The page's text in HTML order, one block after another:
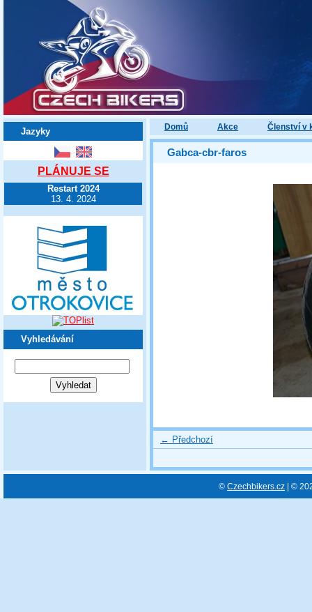
Domů Akce Členství v
Jazyky
PLÁNUJE SE
Restart 2024
13. 4. 2024
Vyhledávání
Gabca-cbr-faros
← Předchozí
© Czechbikers.cz | ©